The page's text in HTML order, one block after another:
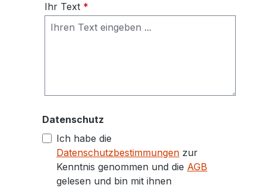
Ihr Text *
Datenschutz
Ich habe die
Datenschutzbestimmungen zur
Kenntnis genommen und die AGB
gelesen und bin mit ihnen